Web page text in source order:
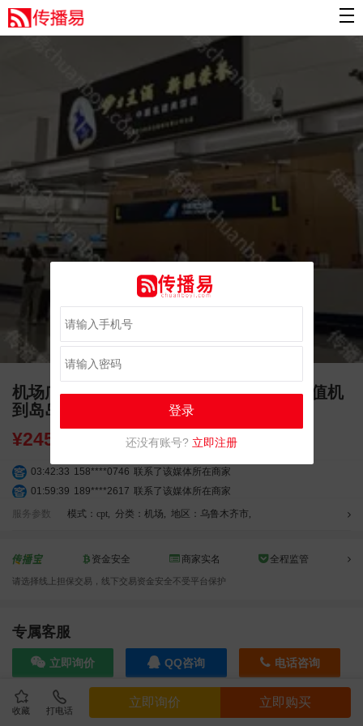
收藏 打电话
立即询价 立即购买
机场广告 乌鲁木齐天山国际机场出发去3L值机
到岛岛头灯箱媒体广告
¥2450000.00
03:42:33 158****0746 联系了该媒体所在商家
01:59:39 189****2617 联系了该媒体所在商家
12:40:20 177****7961
联系了该媒体所在商家
03:40:56
157****6971
联系了该媒体所在商家
02:32:27
04:09:07 182****6963 联系了该媒体所在商家
11:44:28 130****3379
联系了该媒体所在商家
191****0991 联系了该媒体所在商家
05:24:34
186****8762 联系了该媒体所在商家
服务参数 模式：cpt, 分类：机场, 地区：乌鲁木齐市,
资金安全 商家实名 全程监管
请选择线上担保交易，线下交易资金安全不受平台保护
专属客服
立即询价 QQ咨询 电话咨询
效果截图
登录
还没有账号? 立即注册